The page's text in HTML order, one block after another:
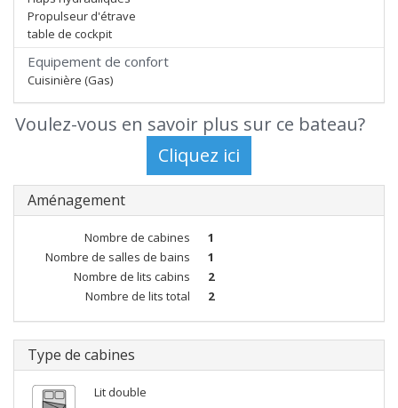
Propulseur d'étrave
table de cockpit
Equipement de confort
Cuisinière (Gas)
Voulez-vous en savoir plus sur ce bateau?
Aménagement
Nombre de cabines
1
Nombre de salles de bains
1
Nombre de lits cabins
2
Nombre de lits total
2
Type de cabines
Lit double